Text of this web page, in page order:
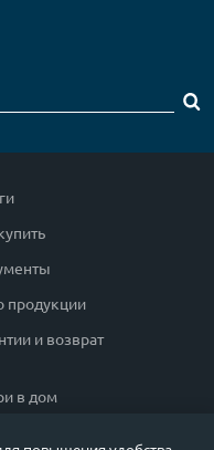
продукции
и возврат
в дом